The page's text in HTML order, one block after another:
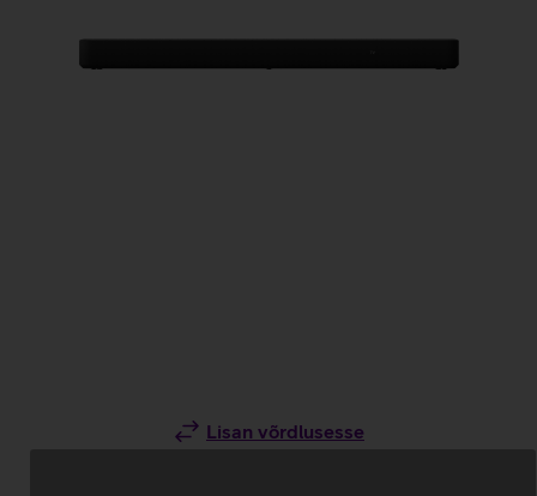
Lisan võrdlusesse